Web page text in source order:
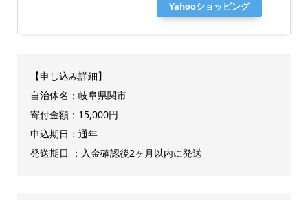
Yahooショッピング
【申し込み詳細】
自治体名：岐阜県関市
寄付金額：15,000円
申込期日：通年
発送期日 ：入金確認後2ヶ月以内に発送